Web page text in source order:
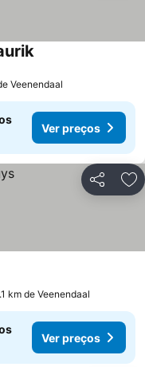
preços
Ver preços
Veenendaal
Ver preços
Partilhar
km de Veenendaal
Ver preços